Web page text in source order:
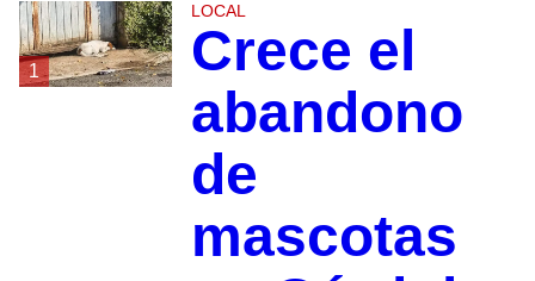
1
LOCAL
Crece el
abandono
de
mascotas